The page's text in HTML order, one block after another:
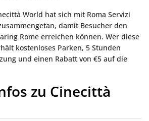
World hat sich mit Roma Servizi
damit Besucher den
Rome erreichen können. Wer diese
kostenloses Parken, 5 Stunden
und einen Rabatt von €5 auf die
zu Cinecittà